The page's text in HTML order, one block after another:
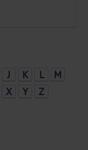
J K L
M
X Y Z